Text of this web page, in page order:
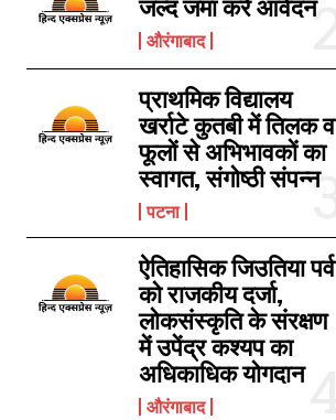
तुतला भवानी से लौट रहे दो बाइक सवार की सड़क
घायल
February 21, 2024
जल्द जमा करें आवेदन
औरंगाबाद
प्राथमिक विद्यालय
खर्राटे कुतबी में तिलक व
फूलों से अभिभावकों का
स्वागत, संगोष्ठी संपन्न
पटना
ऐतिहासिक जिउतिया पर्व
को राजकीय दर्जा,
लोकसंस्कृति के संरक्षण
में उपेंद्र कश्यप का
अधिकाधिक योगदान
औरंगाबाद